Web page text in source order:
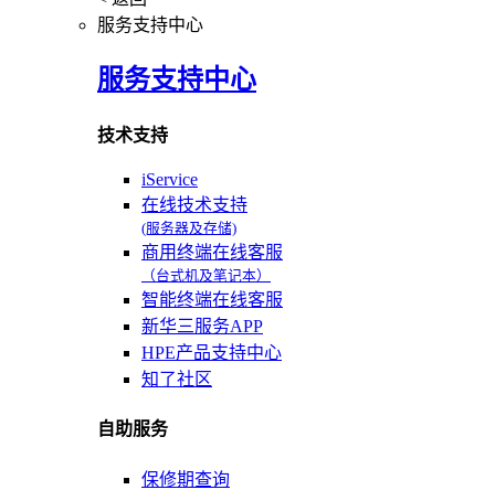
服务支持中心
服务支持中心
技术支持
iService
在线技术支持
(服务器及存储)
商用终端在线客服
（台式机及笔记本）
智能终端在线客服
新华三服务APP
HPE产品支持中心
知了社区
自助服务
保修期查询